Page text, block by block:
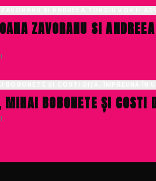
ZAVORANU SI
BOBONETE ȘI COSTI